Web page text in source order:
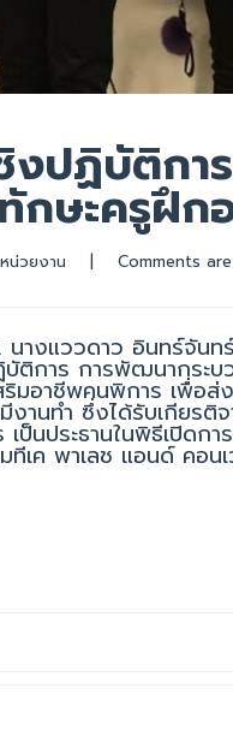
งปฏิบัติก
กษะครูฝึก
น่วยงาน | Comments
างแววดาว อินทร์จัน
ติการ การพัฒนากระ
อาชีพคนพิการ เพื่อส่
งานทำ ซึ่งได้รับเกียร
ประธานในพิธีเปิดกา
เค พาเลช แอนด์ คอน